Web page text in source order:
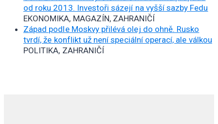
od roku 2013. Investoři sázejí na vyšší sazby Fedu
EKONOMIKA, MAGAZÍN, ZAHRANIČÍ
Západ podle Moskvy přilévá olej do ohně. Rusko
tvrdí, že konflikt už není speciální operací, ale válkou
POLITIKA, ZAHRANIČÍ